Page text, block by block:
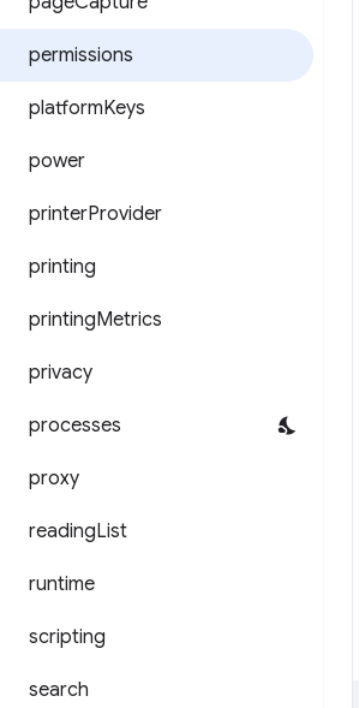
permissions
platformKeys
power
printerProvider
printing
printingMetrics
privacy
processes
proxy
readingList
runtime
scripting
search